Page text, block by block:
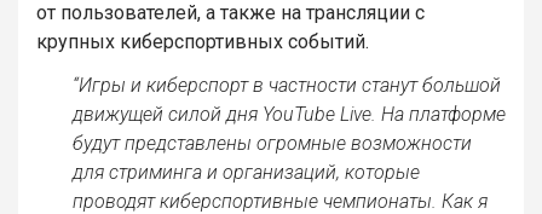
от пользователей, а также на трансляции с
крупных киберспортивных событий.
“Игры и киберспорт в частности станут большой
движущей силой дня YouTube Live. На платформе
будут представлены огромные возможности
для стриминга и организаций, которые
проводят киберспортивные чемпионаты. Как я